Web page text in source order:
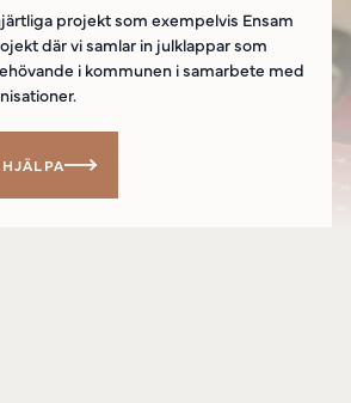
Translate
projekt som exempelvis Ensam
där vi samlar in julklappar som
i kommunen i samarbete med